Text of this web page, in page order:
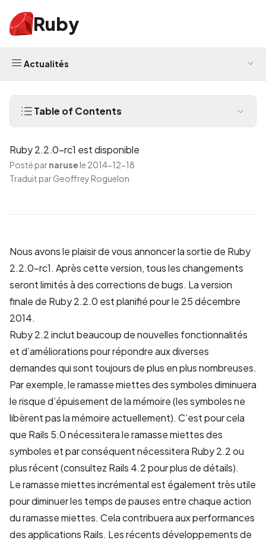
Ruby
Actualités
Table of Contents
Ruby 2.2.0-rc1 est disponible
Posté parnaruse le 2014-12-18
Traduit par Geoffrey Roguelon
Nous avons le plaisir de vous annoncer la sortie de Ruby
2.2.0-rc1. Après cette version, tous les changements
seront limités à des corrections de bugs. La version
finale de Ruby 2.2.0 est planifié pour le 25 décembre
2014.
Ruby 2.2 inclut beaucoup de nouvelles fonctionnalités
et d’améliorations pour répondre aux diverses
demandes qui sont toujours de plus en plus nombreuses.
Par exemple, le ramasse miettes des symboles diminuera
le risque d’épuisement de la mémoire (les symboles ne
libèrent pas la mémoire actuellement). C’est pour cela
que Rails 5.0 nécessitera le ramasse miettes des
symboles et par conséquent nécessitera Ruby 2.2 ou
plus récent (consultez Rails 4.2pour plus de détails).
Le ramasse miettes incrémental est également très utile
pour diminuer les temps de pauses entre chaque action
du ramasse miettes. Cela contribuera aux performances
des applications Rails. Les récents développements de